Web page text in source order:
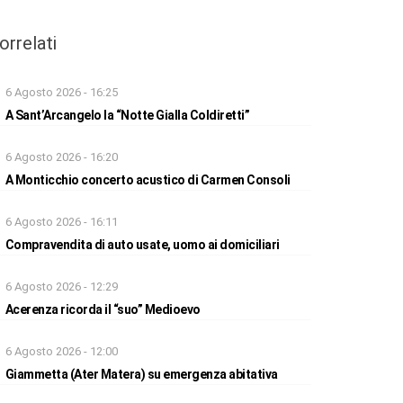
6 Agosto 2026 - 16:25
A Sant’Arcangelo la “Notte Gialla Coldiretti”
6 Agosto 2026 - 16:20
A Monticchio concerto acustico di Carmen Consoli
6 Agosto 2026 - 16:11
Compravendita di auto usate, uomo ai domiciliari
6 Agosto 2026 - 12:29
Acerenza ricorda il “suo” Medioevo
6 Agosto 2026 - 12:00
Giammetta (Ater Matera) su emergenza abitativa